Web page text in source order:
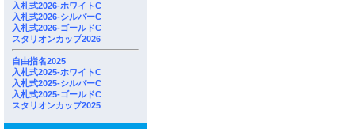
入札式2026-ホワイトC
入札式2026-シルバーC
入札式2026-ゴールドC
スタリオンカップ2026
自由指名2025
入札式2025-ホワイトC
入札式2025-シルバーC
入札式2025-ゴールドC
スタリオンカップ2025